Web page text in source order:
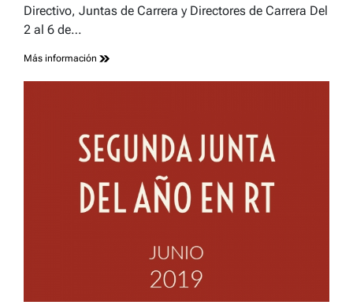
Directivo, Juntas de Carrera y Directores de Carrera Del
2 al 6 de…
Más información